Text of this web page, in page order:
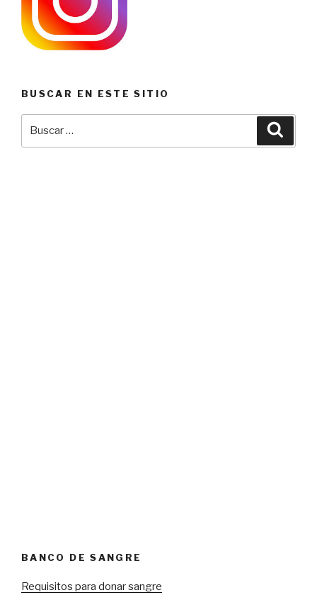
BUSCAR EN ESTE SITIO
BANCO DE SANGRE
Requisitos para donar sangre